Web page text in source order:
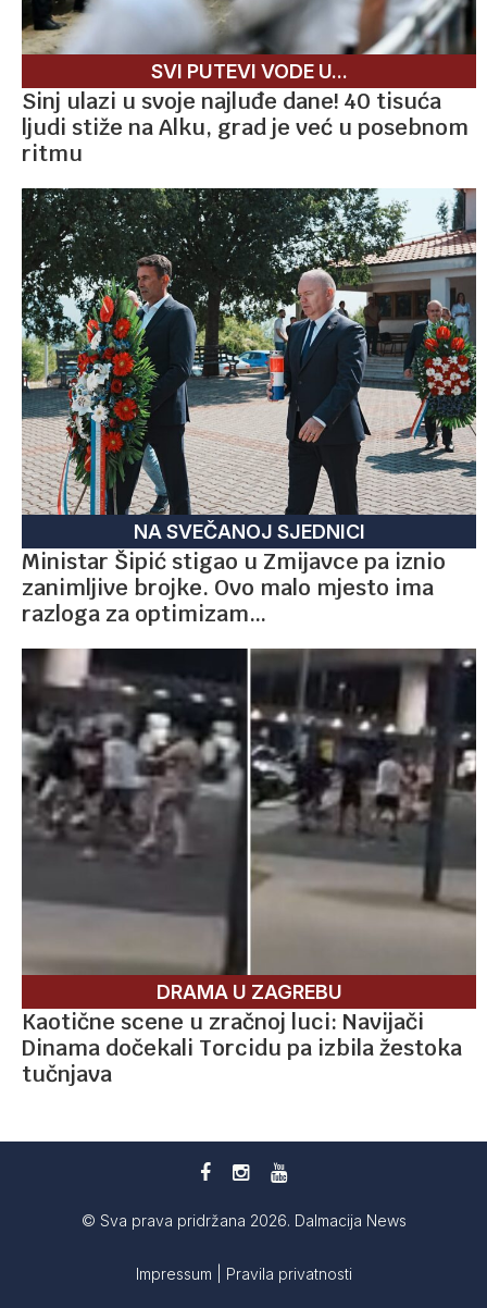
SVI PUTEVI VODE U...
Sinj ulazi u svoje najluđe dane! 40 tisuća
ljudi stiže na Alku, grad je već u posebnom
ritmu
NA SVEČANOJ SJEDNICI
Ministar Šipić stigao u Zmijavce pa iznio
zanimljive brojke. Ovo malo mjesto ima
razloga za optimizam…
DRAMA U ZAGREBU
Kaotične scene u zračnoj luci: Navijači
Dinama dočekali Torcidu pa izbila žestoka
tučnjava
© Sva prava pridržana 2026. Dalmacija News
Impressum Pravila privatnosti